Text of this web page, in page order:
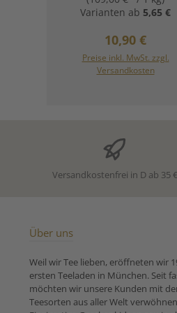
Bergamotte.
Schwarzer Tee (TGFOP1)
Bergamottegeschmack.
Zutaten:Schwarzer Tee*,
natürliches
Varianten ab 5,65 €
Regulärer
10,90 €
Preise inkl. MwSt. zzgl.
Versandkosten
Versandkostenfrei in D ab 35 €
Über uns
Weil wir Tee lieben, eröffneten wir
ersten Teeladen in München. Seit
möchten wir unsere Kunden mit
Teesorten aus aller Welt